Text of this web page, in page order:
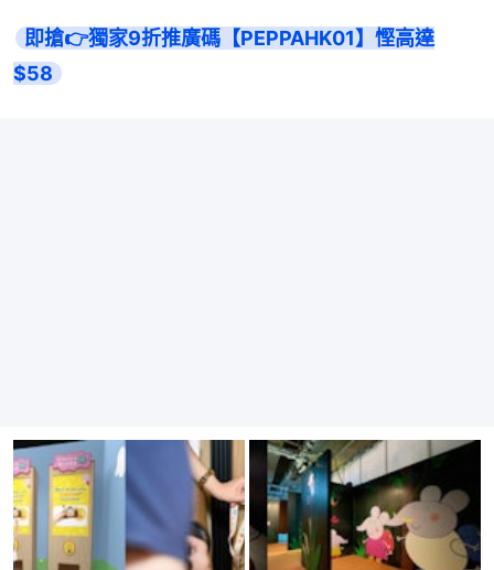
即搶👉獨家9折推廣碼【PEPPAHK01】慳高達
$58